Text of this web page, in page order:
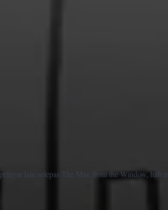
lain selepas The Man from the Window, hab